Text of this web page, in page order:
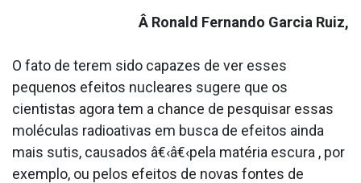
Â Ronald Fernando Garcia Ruiz,
O fato de terem sido capazes de ver esses
pequenos efeitos nucleares sugere que os
cientistas agora tem a chance de pesquisar essas
moléculas radioativas em busca de efeitos ainda
mais sutis, causados â€‹â€‹pela matéria escura , por
exemplo, ou pelos efeitos de novas fontes de